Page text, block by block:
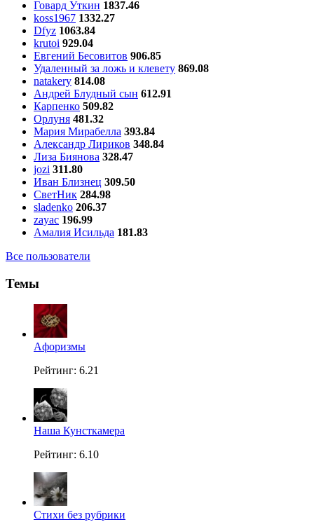
Говард Уткин 1837.46
koss1967 1332.27
Dfyz 1063.84
krutoi 929.04
Евгений Бесовитов 906.85
Удаленный за ложь и клевету 869.08
natakery 814.08
Андрей Блудный сын 612.91
Карпенко 509.82
Орлуня 481.32
Мария Мирабелла 393.84
Александр Лириков 348.84
Лиза Биянова 328.47
jozi 311.80
Иван Близнец 309.50
СветНик 284.98
sladenko 206.37
zayac 196.99
Амалия Исильда 181.83
Все пользователи
Темы
Aфоризмы
Рейтинг: 6.21
Наша Кунсткамера
Рейтинг: 6.10
Стихи без рубрики